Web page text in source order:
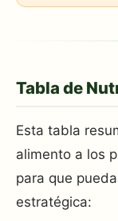
Tabla de
Esta tabla
alimento a los
para que
estratégica: